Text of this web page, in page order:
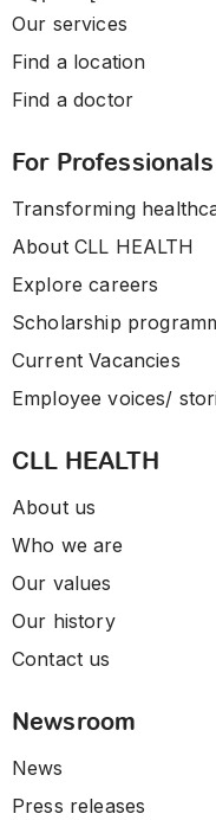
Our services
Find a location
Find a doctor
For Professionals
Transforming
About CLL HEALTH
Explore careers
Scholarship
Current Vacancies
Employee voices/
CLL HEALTH
About us
Who we are
Our values
Our history
Contact us
Newsroom
News
Press releases